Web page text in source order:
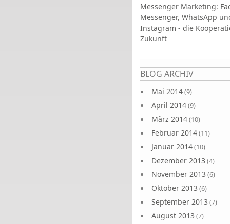
Messenger Marketing:
Messenger, WhatsApp
Instagram - die
Zukunft
BLOG ARCHIV
Mai 2014(9)
April 2014(9)
März 2014(10)
Februar 2014(11)
Januar 2014(10)
Dezember 2013 (4)
November 2013 (6)
Oktober 2013 (6)
September 2013 (7)
August 2013 (7)
Seiten